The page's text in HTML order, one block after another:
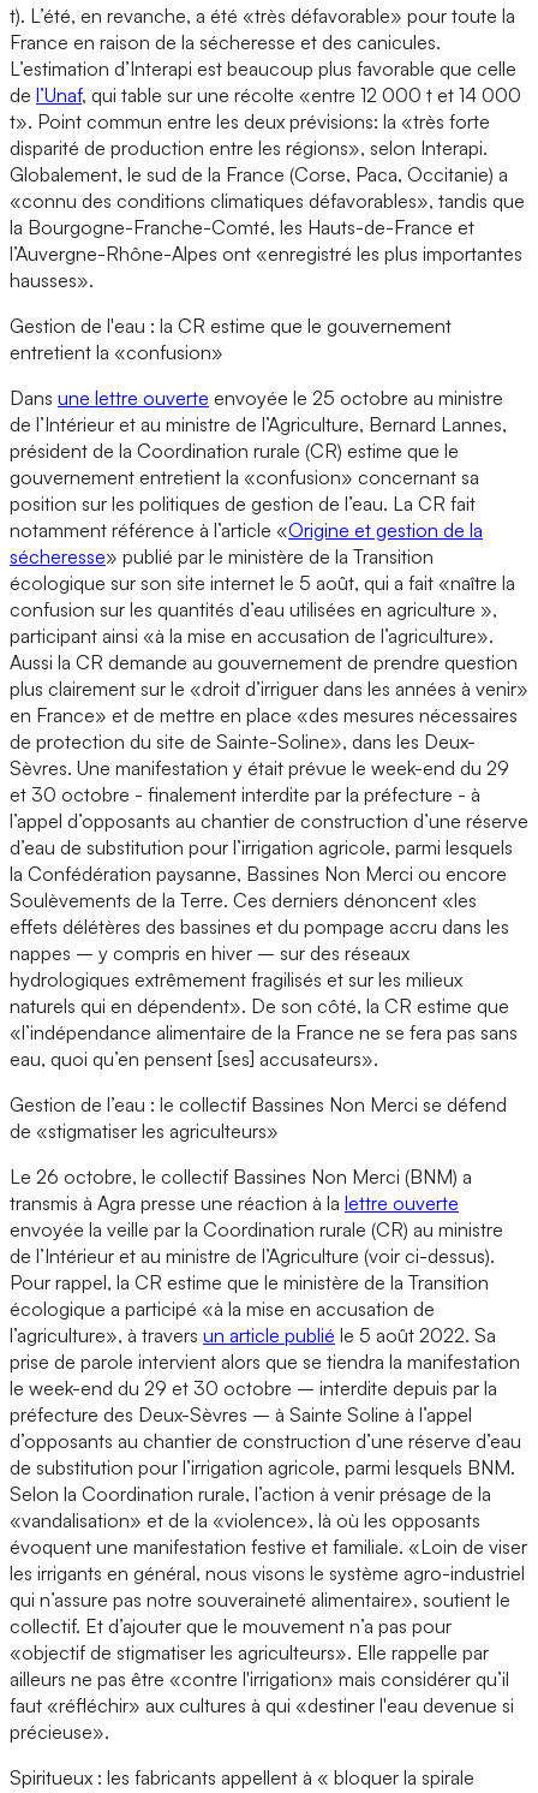
t). L’été, en revanche, a été «très défavorable» pour toute la
France en raison de la sécheresse et des canicules.
L’estimation d’Interapi est beaucoup plus favorable que celle
de l’Unaf, qui table sur une récolte «entre 12 000 t et 14 000
t». Point commun entre les deux prévisions: la «très forte
disparité de production entre les régions», selon Interapi.
Globalement, le sud de la France (Corse, Paca, Occitanie) a
«connu des conditions climatiques défavorables», tandis que
la Bourgogne-Franche-Comté, les Hauts-de-France et
l’Auvergne-Rhône-Alpes ont «enregistré les plus importantes
hausses».
Gestion de l'eau : la CR estime que le gouvernement
entretient la «confusion»
Dans une lettre ouverte envoyée le 25 octobre au ministre
de l’Intérieur et au ministre de l’Agriculture, Bernard Lannes,
président de la Coordination rurale (CR) estime que le
gouvernement entretient la «confusion» concernant sa
position sur les politiques de gestion de l’eau. La CR fait
notamment référence à l’article «Origine et gestion de la
sécheresse» publié par le ministère de la Transition
écologique sur son site internet le 5 août, qui a fait «naître la
confusion sur les quantités d’eau utilisées en agriculture »,
participant ainsi «à la mise en accusation de l’agriculture».
Aussi la CR demande au gouvernement de prendre question
plus clairement sur le «droit d’irriguer dans les années à venir»
en France» et de mettre en place «des mesures nécessaires
de protection du site de Sainte-Soline», dans les Deux-
Sèvres. Une manifestation y était prévue le week-end du 29
et 30 octobre - finalement interdite par la préfecture - à
l’appel d’opposants au chantier de construction d’une réserve
d’eau de substitution pour l’irrigation agricole, parmi lesquels
la Confédération paysanne, Bassines Non Merci ou encore
Soulèvements de la Terre. Ces derniers dénoncent «les
effets délétères des bassines et du pompage accru dans les
nappes – y compris en hiver – sur des réseaux
hydrologiques extrêmement fragilisés et sur les milieux
naturels qui en dépendent». De son côté, la CR estime que
«l’indépendance alimentaire de la France ne se fera pas sans
eau, quoi qu’en pensent [ses] accusateurs».
Gestion de l’eau : le collectif Bassines Non Merci se défend
de «stigmatiser les agriculteurs»
Le 26 octobre, le collectif Bassines Non Merci (BNM) a
transmis à Agra presse une réaction à la lettre ouverte
envoyée la veille par la Coordination rurale (CR) au ministre
de l’Intérieur et au ministre de l’Agriculture (voir ci-dessus).
Pour rappel, la CR estime que le ministère de la Transition
écologique a participé «à la mise en accusation de
l’agriculture», à travers un article publié le 5 août 2022. Sa
prise de parole intervient alors que se tiendra la manifestation
le week-end du 29 et 30 octobre – interdite depuis par la
préfecture des Deux-Sèvres – à Sainte Soline à l’appel
d’opposants au chantier de construction d’une réserve d’eau
de substitution pour l’irrigation agricole, parmi lesquels BNM.
Selon la Coordination rurale, l’action à venir présage de la
«vandalisation» et de la «violence», là où les opposants
évoquent une manifestation festive et familiale. «Loin de viser
les irrigants en général, nous visons le système agro-industriel
qui n’assure pas notre souveraineté alimentaire», soutient le
collectif. Et d’ajouter que le mouvement n’a pas pour
«objectif de stigmatiser les agriculteurs». Elle rappelle par
ailleurs ne pas être «contre l'irrigation» mais considérer qu’il
faut «réfléchir» aux cultures à qui «destiner l'eau devenue si
précieuse».
Spiritueux : les fabricants appellent à « bloquer la spirale